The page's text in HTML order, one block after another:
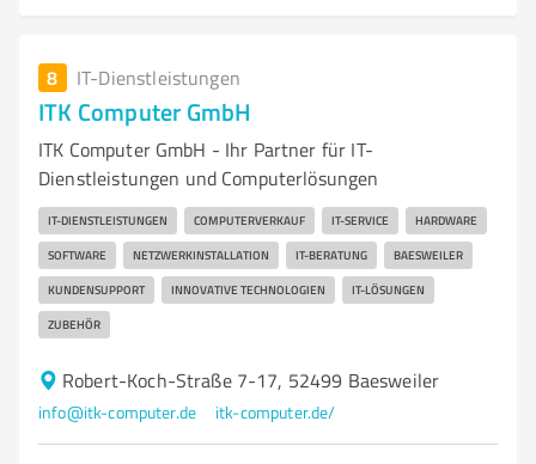
8 IT-Dienstleistungen
ITK Computer GmbH
ITK Computer GmbH - Ihr Partner für IT-
Dienstleistungen und Computerlösungen
IT-DIENSTLEISTUNGEN COMPUTERVERKAUF IT-SERVICE HARDWARE
SOFTWARE NETZWERKINSTALLATION IT-BERATUNG BAESWEILER
KUNDENSUPPORT INNOVATIVE TECHNOLOGIEN IT-LÖSUNGEN
ZUBEHÖR
Robert-Koch-Straße 7-17, 52499 Baesweiler
info@itk-computer.de itk-computer.de/